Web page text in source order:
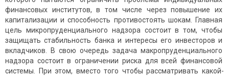
финансовых институтов, в том числе через повышение их
капитализации и способность противостоять шокам. Главная
цель микропруденциального надзора состоит в том, чтобы
защищать стабильность банка и интересы его инвесторов и
вкладчиков. В свою очередь задача макропруденциального
надзора состоит в ограничении риска для всей финансовой
системы. При этом, вместо того чтобы рассматривать какой-